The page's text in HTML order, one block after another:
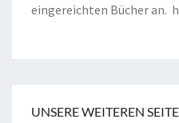
eingereichten Bücher an.
UNSERE WEITEREN